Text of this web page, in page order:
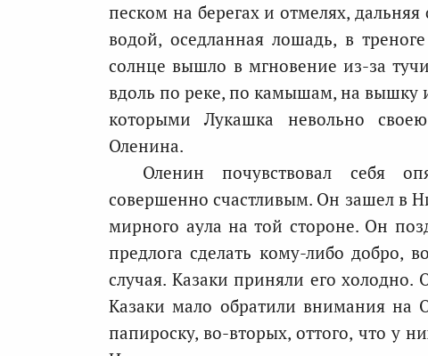
песком на берегах и отмелях,
водой, оседланная лошадь, в
солнце вышло в мгновение из-за
вдоль по реке, по камышам, на вышку
которыми Лукашка невольно
Оленина.
Оленин почувствовал себя
совершенно счастливым. Он зашел в
мирного аула на той стороне. Он
предлога сделать кому-либо добро,
случая. Казаки приняли его
Казаки мало обратили внимания на
папироску, во-вторых, оттого, что у